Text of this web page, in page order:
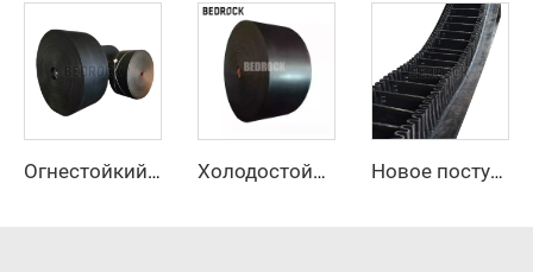
Огнестойкий конвейерный ремень EP, огнеупорный ремень для угольных шахт и производственных предприятий Холодостойкий конвейерный ремень, гибкий при низких температурах, повышенной прочности для горнодобывающей промышленности и наружных промышленных применений Новое поступление, разгрузочный, боковой, термостойкий резиновый конвейерный ремень с регулируемой скоростью для склада и производственного предприятия